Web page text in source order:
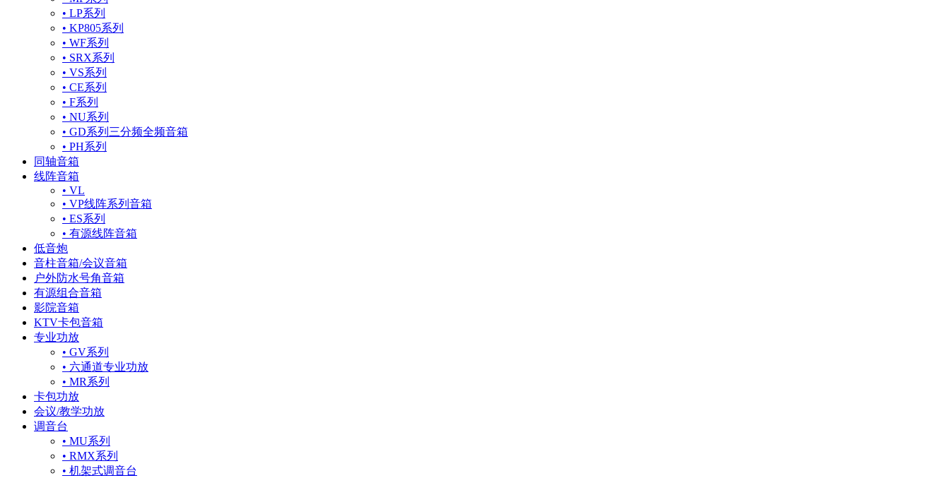
• LP系列
• KP805系列
• WF系列
• SRX系列
• VS系列
• CE系列
• F系列
• NU系列
• GD系列三分频全频音箱
• PH系列
同轴音箱
线阵音箱
• VL
• VP线阵系列音箱
• ES系列
• 有源线阵音箱
低音炮
音柱音箱/会议音箱
户外防水号角音箱
有源组合音箱
影院音箱
KTV卡包音箱
专业功放
• GV系列
• 六通道专业功放
• MR系列
卡包功放
会议/教学功放
调音台
• MU系列
• RMX系列
• 机架式调音台